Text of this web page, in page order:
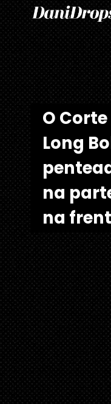
O
Long
na
na
O
Long
na
na